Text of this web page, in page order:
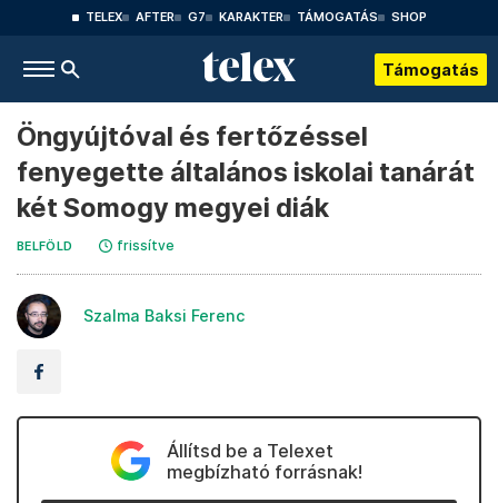
TELEX AFTER G7 KARAKTER TÁMOGATÁS SHOP
Támogatás
Öngyújtóval és fertőzéssel
fenyegette általános iskolai tanárát
két Somogy megyei diák
BELFÖLD frissítve
Szalma Baksi Ferenc
Állítsd be a Telexet
megbízható forrásnak!